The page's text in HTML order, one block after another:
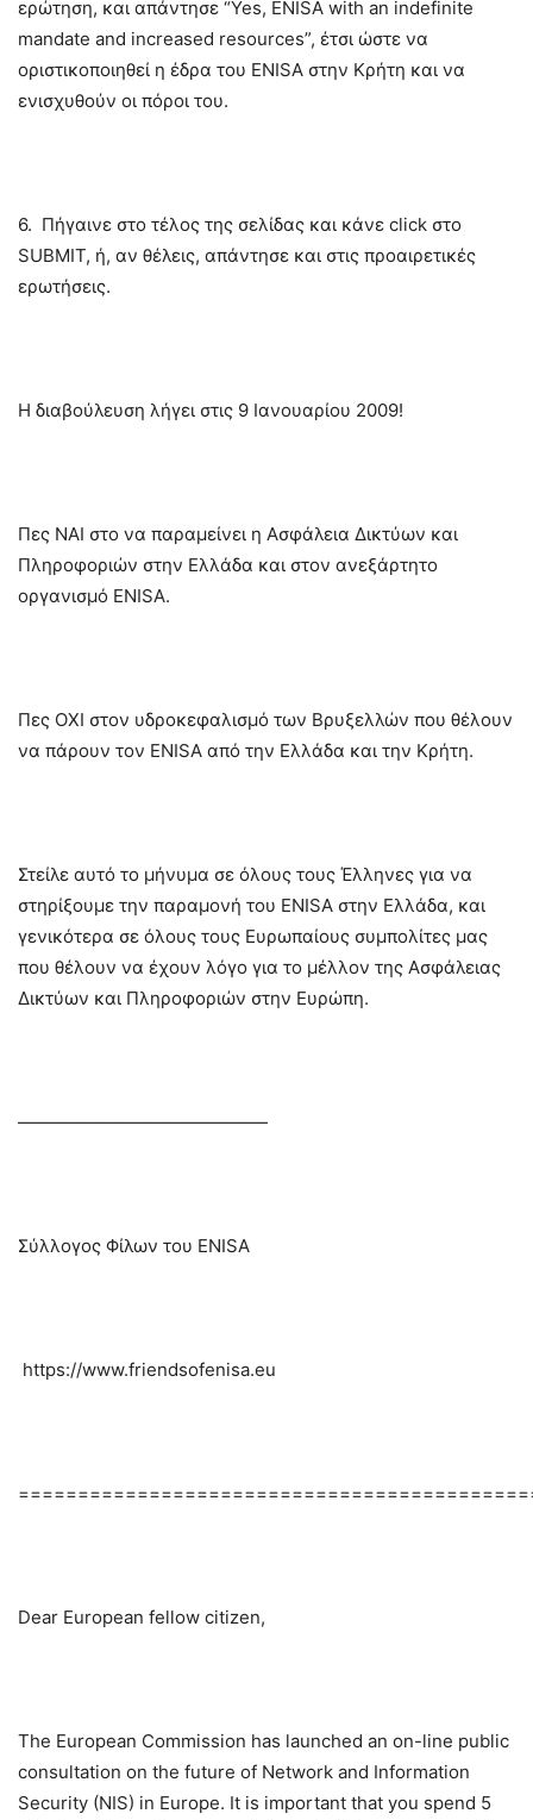
ερώτηση, και απάντησε “Yes, ENISA with an indefinite
mandate and increased resources”, έτσι ώστε να
οριστικοποιηθεί η έδρα του ENISA στην Κρήτη και να
ενισχυθούν οι πόροι του.
6. Πήγαινε στο τέλος της σελίδας και κάνε click στο
SUBMIT, ή, αν θέλεις, απάντησε και στις προαιρετικές
ερωτήσεις.
Η διαβούλευση λήγει στις 9 Ιανουαρίου 2009!
Πες ΝΑΙ στο να παραμείνει η Ασφάλεια Δικτύων και
Πληροφοριών στην Ελλάδα και στον ανεξάρτητο
οργανισμό ENISA.
Πες ΟΧΙ στον υδροκεφαλισμό των Βρυξελλών που θέλουν
να πάρουν τον ENISA από την Ελλάδα και την Κρήτη.
Στείλε αυτό το μήνυμα σε όλους τους Έλληνες για να
στηρίξουμε την παραμονή του ENISA στην Ελλάδα, και
γενικότερα σε όλους τους Ευρωπαίους συμπολίτες μας
που θέλουν να έχουν λόγο για το μέλλον της Ασφάλειας
Δικτύων και Πληροφοριών στην Ευρώπη.
——————————————
Σύλλογος Φίλων του ENISA
https://www.friendsofenisa.eu
Dear European fellow citizen,
The European Commission has launched an on-line public
consultation on the future of Network and Information
Security (NIS) in Europe. It is important that you spend 5